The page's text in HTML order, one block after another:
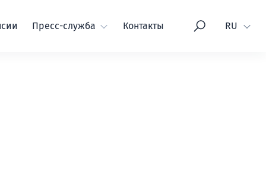
Пресс-служба Контакты Язык
RU